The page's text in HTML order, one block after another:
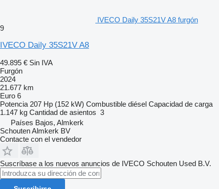
IVECO Daily 35S21V A8 furgón
9
IVECO Daily 35S21V A8
49.895 € Sin IVA
Furgón
2024
21.677 km
Euro 6
Potencia 207 Hp (152 kW) Combustible diésel Capacidad de carga
1.147 kg Cantidad de asientos 3
Países Bajos, Almkerk
Schouten Almkerk BV
Contacte con el vendedor
Suscríbase a los nuevos anuncios de IVECO Schouten Used B.V.